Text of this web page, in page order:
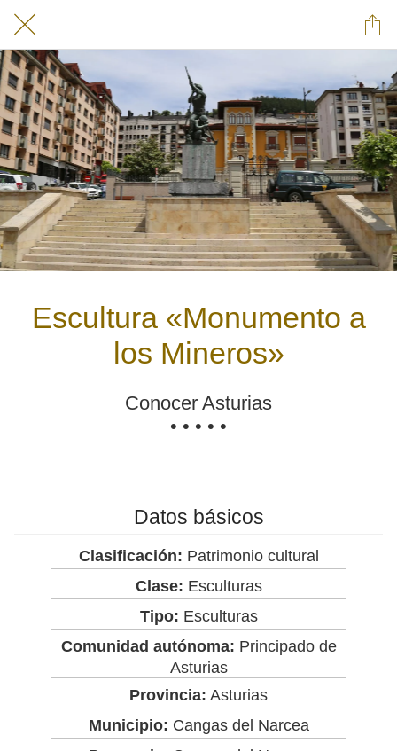
Escultura «Monumento a
los Mineros»
Conocer Asturias
• • • • •
Datos básicos
Clasificación: Patrimonio cultural
Clase: Esculturas
Tipo: Esculturas
Comunidad autónoma: Principado de
Asturias
Provincia: Asturias
Municipio: Cangas del Narcea